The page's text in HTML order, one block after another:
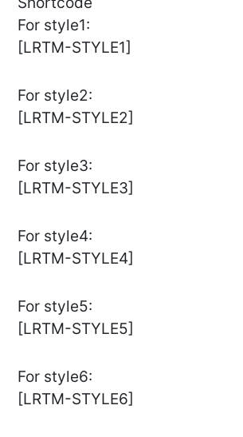
For style1:
[LRTM-STYLE1]
For style2:
[LRTM-STYLE2]
For style3:
[LRTM-STYLE3]
For style4:
[LRTM-STYLE4]
For style5:
[LRTM-STYLE5]
For style6:
[LRTM-STYLE6]